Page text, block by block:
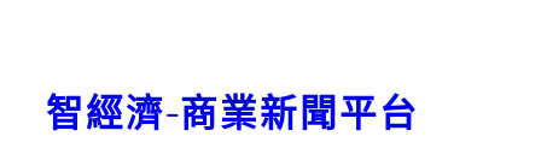
智經濟-商業新聞平台